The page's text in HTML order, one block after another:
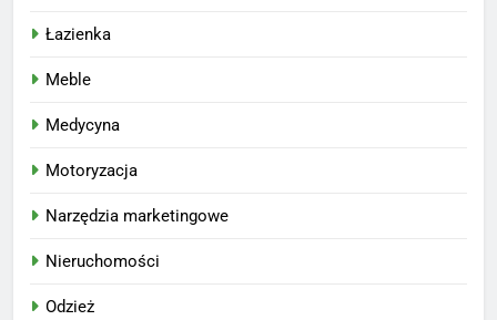
Łazienka
Meble
Medycyna
Motoryzacja
Narzędzia marketingowe
Nieruchomości
Odzież